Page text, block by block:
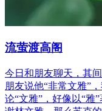
流萤渡高阁
今日和朋友聊天，其间
朋友说他“非常文雅”
论“文雅”，好像以“雅